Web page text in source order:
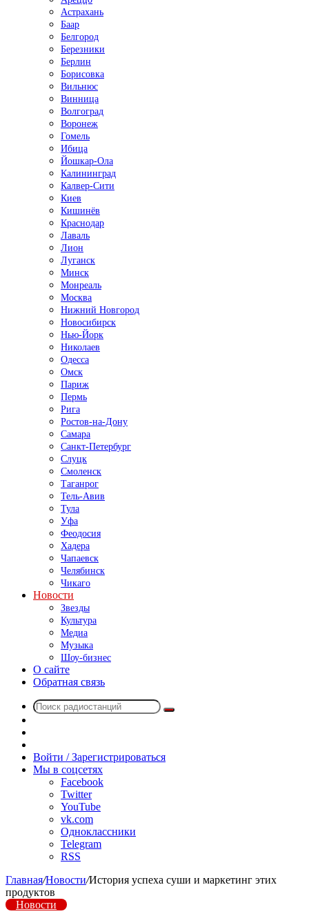
Астрахань
Баар
Белгород
Березники
Берлин
Борисовка
Вильнюс
Винница
Волгоград
Воронеж
Гомель
Ибица
Йошкар-Ола
Калининград
Калвер-Сити
Киев
Кишинёв
Краснодар
Лаваль
Лион
Луганск
Минск
Монреаль
Москва
Нижний Новгород
Новосибирск
Нью-Йорк
Николаев
Одесса
Омск
Париж
Пермь
Рига
Ростов-на-Дону
Самара
Санкт-Петербург
Слуцк
Смоленск
Таганрог
Тель-Авив
Тула
Уфа
Феодосия
Хадера
Чапаевск
Челябинск
Чикаго
Новости
Звезды
Культура
Медиа
Музыка
Шоу-бизнес
О сайте
Обратная связь
Поиск
радио
Войти / Зарегистрироваться
Мы в соцсетях
Facebook
Twitter
YouTube
vk.com
Одноклассники
Telegram
RSS
Главная/Новости/История успеха суши и маркетинг этих
продуктов
Новости